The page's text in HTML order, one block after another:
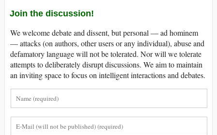
Join the discussion!
We welcome debate and dissent, but personal — ad hominem
— attacks (on authors, other users or any individual), abuse and
defamatory language will not be tolerated. Nor will we tolerate
attempts to deliberately disrupt discussions. We aim to maintain
an inviting space to focus on intelligent interactions and debates.